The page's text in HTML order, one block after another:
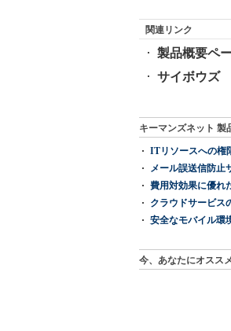
関連リンク
製品概要ペ
サイボウズ
キーマンズネット 製
ITリソースへの権
メール誤送信防止
費用対効果に優れ
クラウドサービス
安全なモバイル環
今、あなたにオススメ